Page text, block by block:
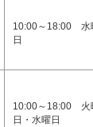
10:00～18:00 水
日
10:00～18:00 火
日・水曜日